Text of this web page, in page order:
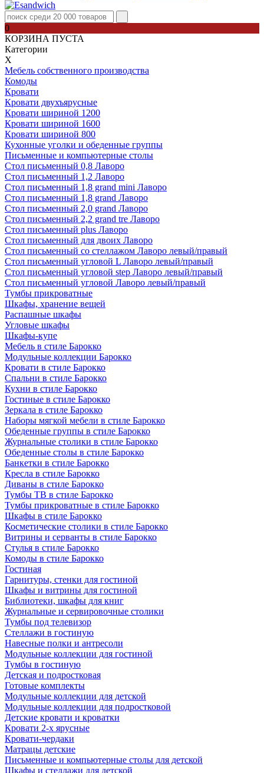
0
КОРЗИНА ПУСТА
Категории
Х
Мебель собственного производства
Комоды
Кровати
Кровати двухъярусные
Кровати шириной 1200
Кровати шириной 1600
Кровати шириной 800
Кухонные уголки и обеденные группы
Письменные и компьютерные столы
Стол письменный 0,8 Лаворо
Стол письменный 1,2 Лаворо
Стол письменный 1,8 grand mini Лаворо
Стол письменный 1,8 grand Лаворо
Стол письменный 2,0 grand Лаворо
Стол письменный 2,2 grand tre Лаворо
Стол письменный plus Лаворо
Стол письменный для двоих Лаворо
Стол письменный со стеллажом Лаворо левый/правый
Стол письменный угловой L Лаворо левый/правый
Стол письменный угловой step Лаворо левый/правый
Стол письменный угловой Лаворо левый/правый
Тумбы прикроватные
Шкафы, хранение вещей
Распашные шкафы
Угловые шкафы
Шкафы-купе
Мебель в стиле Барокко
Модульные коллекции Барокко
Кровати в стиле Барокко
Спальни в стиле Барокко
Кухни в стиле Барокко
Гостиные в стиле Барокко
Зеркала в стиле Барокко
Наборы мягкой мебели в стиле Барокко
Обеденные группы в стиле Барокко
Журнальные столики в стиле Барокко
Обеденные столы в стиле Барокко
Банкетки в стиле Барокко
Кресла в стиле Барокко
Диваны в стиле Барокко
Тумбы ТВ в стиле Барокко
Тумбы прикроватные в стиле Барокко
Шкафы в стиле Барокко
Косметические столики в стиле Барокко
Витрины и серванты в стиле Барокко
Стулья в стиле Барокко
Комоды в стиле Барокко
Гостиная
Гарнитуры, стенки для гостиной
Шкафы и витрины для гостиной
Библиотеки, шкафы для книг
Журнальные и сервировочные столики
Тумбы под телевизор
Стеллажи в гостиную
Навесные полки и антресоли
Модульные коллекции для гостиной
Тумбы в гостиную
Детская и подростковая
Готовые комплекты
Модульные коллекции для детской
Модульные коллекции для подростковой
Детские кровати и кроватки
Кровати 2-х ярусные
Кровати-чердаки
Матрацы детские
Письменные и компьютерные столы для детской
Шкафы и стеллажи для детской